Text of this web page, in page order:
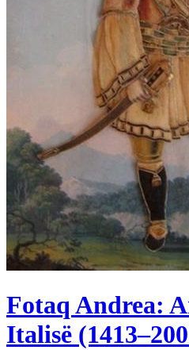
Fotaq Andrea:
Italisë